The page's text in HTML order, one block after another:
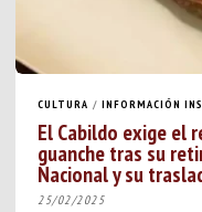
CULTURA / INFORMACIÓN
El Cabildo exige el
guanche tras su
Nacional y su
25/02/2025